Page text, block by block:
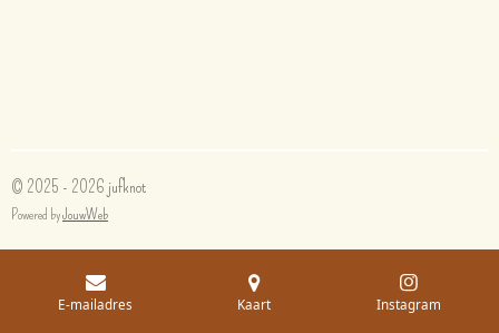
© 2025 - 2026 jufknot
Powered byJouwWeb
E-mailadres Kaart Instagram